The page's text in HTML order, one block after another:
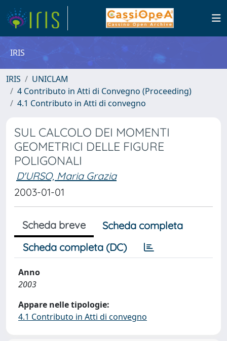
IRIS
IRIS
UNICLAM
4 Contributo in Atti di Convegno (Proceeding)
4.1 Contributo in Atti di convegno
SUL CALCOLO DEI MOMENTI
GEOMETRICI DELLE FIGURE
POLIGONALI
D'URSO, Maria Grazia
2003-01-01
Scheda breve
Scheda completa
Scheda completa (DC)
Anno
2003
Appare nelle tipologie:
4.1 Contributo in Atti di convegno